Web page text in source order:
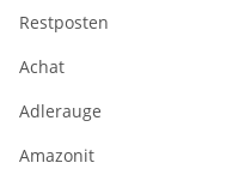
Restposten
Achat
Adlerauge
Amazonit